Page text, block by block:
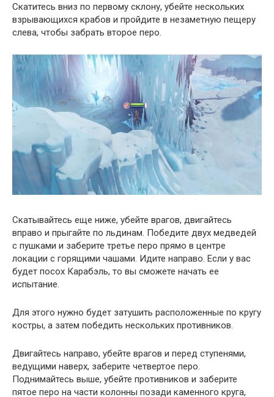
Скатитесь вниз по первому склону, убейте нескольких
взрывающихся крабов и пройдите в незаметную пещеру
слева, чтобы забрать второе перо.
Скатывайтесь еще ниже, убейте врагов, двигайтесь
вправо и прыгайте по льдинам. Победите двух медведей
с пушками и заберите третье перо прямо в центре
локации с горящими чашами. Идите направо. Если у вас
будет посох Карабэль, то вы сможете начать ее
испытание.
Для этого нужно будет затушить расположенные по кругу
костры, а затем победить нескольких противников.
Двигайтесь направо, убейте врагов и перед ступенями,
ведущими наверх, заберите четвертое перо.
Поднимайтесь выше, убейте противников и заберите
пятое перо на части колонны позади каменного круга,